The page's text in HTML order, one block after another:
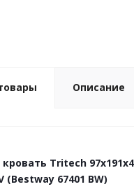
Описание
Tritech
(Bestway 67401 BW)